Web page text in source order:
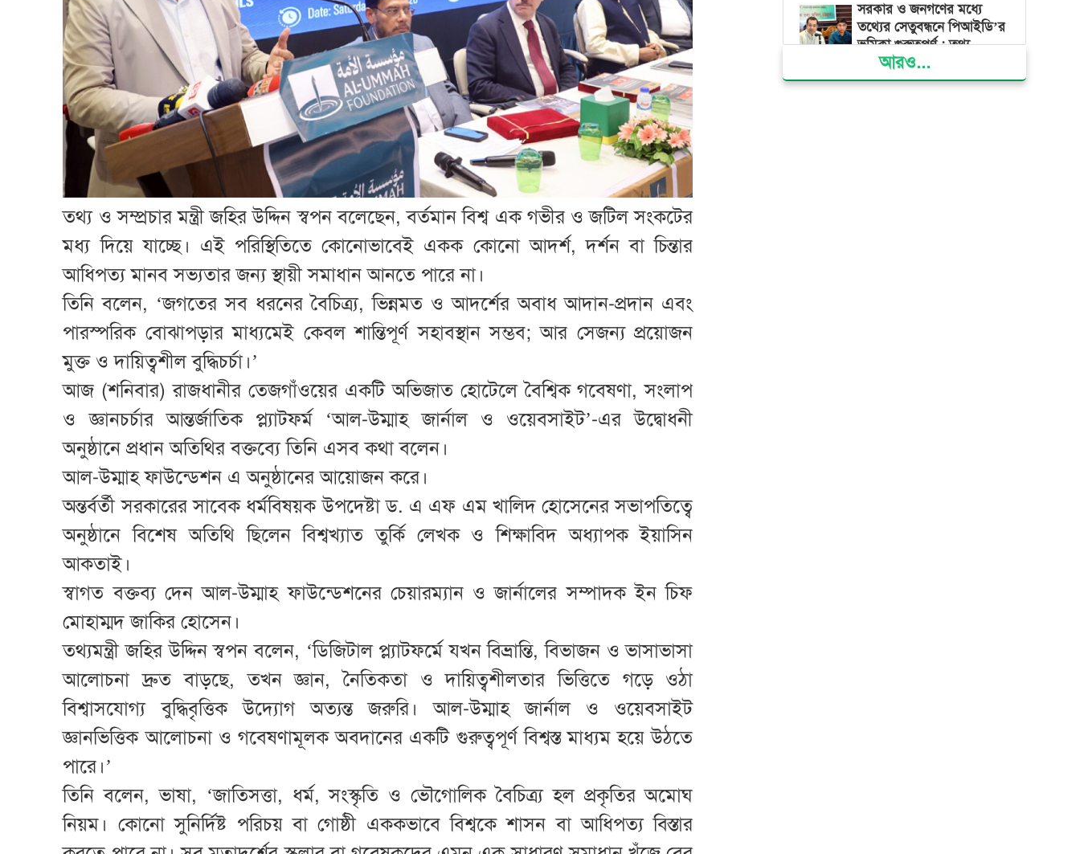
তথ্য ও সম্প্রচার মন্ত্রী জহির উদ্দিন স্বপন বলেছেন, বর্তমান বিশ্ব এক গভীর ও জটিল সংকটের
মধ্য দিয়ে যাচ্ছে। এই পরিস্থিতিতে কোনোভাবেই একক কোনো আদর্শ, দর্শন বা চিন্তার
আধিপত্য মানব সভ্যতার জন্য স্থায়ী সমাধান আনতে পারে না।
তিনি বলেন, ‘জগতের সব ধরনের বৈচিত্র্য, ভিন্নমত ও আদর্শের অবাধ আদান-প্রদান এবং
পারস্পরিক বোঝাপড়ার মাধ্যমেই কেবল শান্তিপূর্ণ সহাবস্থান সম্ভব; আর সেজন্য প্রয়োজন
মুক্ত ও দায়িত্বশীল বুদ্ধিচর্চা।’
আজ (শনিবার) রাজধানীর তেজগাঁওয়ের একটি অভিজাত হোটেলে বৈশ্বিক গবেষণা, সংলাপ
ও জ্ঞানচর্চার আন্তর্জাতিক প্ল্যাটফর্ম ‘আল-উম্মাহ জার্নাল ও ওয়েবসাইট’-এর উদ্বোধনী
অনুষ্ঠানে প্রধান অতিথির বক্তব্যে তিনি এসব কথা বলেন।
আল-উম্মাহ ফাউন্ডেশন এ অনুষ্ঠানের আয়োজন করে।
অন্তর্বর্তী সরকারের সাবেক ধর্মবিষয়ক উপদেষ্টা ড. এ এফ এম খালিদ হোসেনের সভাপতিত্বে
অনুষ্ঠানে বিশেষ অতিথি ছিলেন বিশ্বখ্যাত তুর্কি লেখক ও শিক্ষাবিদ অধ্যাপক ইয়াসিন
আকতাই।
স্বাগত বক্তব্য দেন আল-উম্মাহ ফাউন্ডেশনের চেয়ারম্যান ও জার্নালের সম্পাদক ইন চিফ
মোহাম্মদ জাকির হোসেন।
তথ্যমন্ত্রী জহির উদ্দিন স্বপন বলেন, ‘ডিজিটাল প্ল্যাটফর্মে যখন বিভ্রান্তি, বিভাজন ও ভাসাভাসা
আলোচনা দ্রুত বাড়ছে, তখন জ্ঞান, নৈতিকতা ও দায়িত্বশীলতার ভিত্তিতে গড়ে ওঠা
বিশ্বাসযোগ্য বুদ্ধিবৃত্তিক উদ্যোগ অত্যন্ত জরুরি। আল-উম্মাহ জার্নাল ও ওয়েবসাইট
জ্ঞানভিত্তিক আলোচনা ও গবেষণামূলক অবদানের একটি গুরুত্বপূর্ণ বিশ্বস্ত মাধ্যম হয়ে উঠতে
পারে।’
তিনি বলেন, ভাষা, ‘জাতিসত্তা, ধর্ম, সংস্কৃতি ও ভৌগোলিক বৈচিত্র্য হল প্রকৃতির অমোঘ
নিয়ম। কোনো সুনির্দিষ্ট পরিচয় বা গোষ্ঠী এককভাবে বিশ্বকে শাসন বা আধিপত্য বিস্তার
সরকার ও জনগণের মধ্যে
তথ্যের সেতুবন্ধনে পিআইডি’র
ভূমিকা গুরুত্বপূর্ণ : তথ্য
প্রতিমন্ত্রী
আরও...